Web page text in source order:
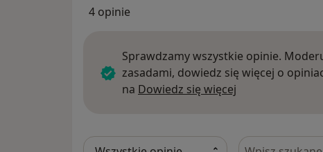
4 opinie
Sprawdzamy wszystkie opinie.
zasadami, dowiedz się więcej o
na Dowiedz się więcej
Szukaj w